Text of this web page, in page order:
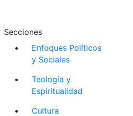
Secciones
Enfoques Políticos
y Sociales
Teología y
Espiritualidad
Cultura